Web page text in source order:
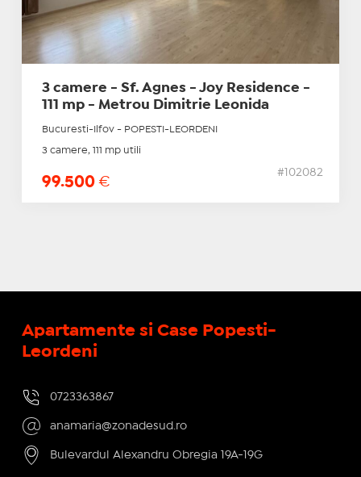
3 camere - Sf. Agnes - Joy Residence -
111 mp - Metrou Dimitrie Leonida
Bucuresti-Ilfov - POPESTI-LEORDENI
3 camere, 111 mp utili
99.500 €
#102082
Apartamente si Case Popesti-
Leordeni
0723363867
anamaria@zonadesud.ro
Bulevardul Alexandru Obregia 19A-19G